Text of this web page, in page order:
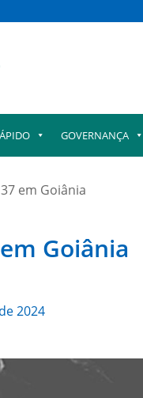
GOVERNANÇA
em Goiânia
Goiânia
2024